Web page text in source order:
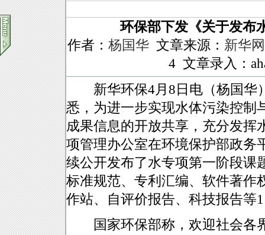
环保部下发《关于发布
作者： 杨国华 文章来源： 新华网
4 文章录入：
新华环保4月8日电（杨国华
悉，为进一步实现水体污染控制
成果信息的开放共享，充分发挥
项管理办公室在环境保护部政务
续公开发布了水专项第一阶段课
标准规范、专利汇编、软件著作
作站、自评价报告、科技报告等
国家环保部称，欢迎社会各